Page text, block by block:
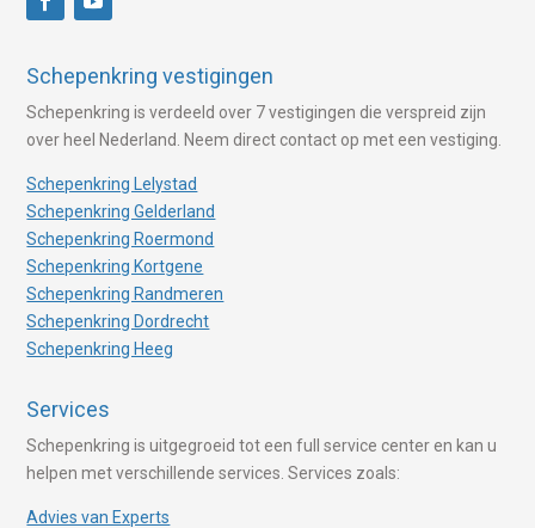
Schepenkring vestigingen
Schepenkring is verdeeld over 7 vestigingen die verspreid zijn
over heel Nederland. Neem direct contact op met een vestiging.
Schepenkring Lelystad
Schepenkring Gelderland
Schepenkring Roermond
Schepenkring Kortgene
Schepenkring Randmeren
Schepenkring Dordrecht
Schepenkring Heeg
Services
Schepenkring is uitgegroeid tot een full service center en kan u
helpen met verschillende services. Services zoals:
Advies van Experts